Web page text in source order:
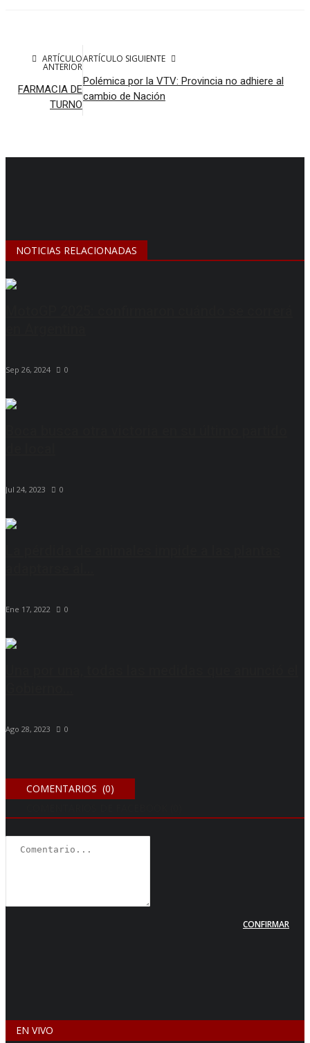
ARTÍCULO
ANTERIOR
FARMACIA DE
TURNO
ARTÍCULO SIGUIENTE
Polémica por la VTV: Provincia no adhiere al
cambio de Nación
NOTICIAS RELACIONADAS
Sep 26, 2024 0
Jul 24, 2023 0
Ene 17, 2022 0
Ago 28, 2023 0
COMENTARIOS (0)
CONFIRMAR
EN VIVO